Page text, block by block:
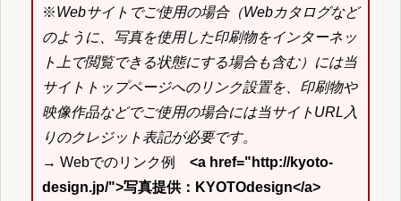
※Webサイトでご使用の場合（Webカタログなど
のように、写真を使用した印刷物をインターネッ
ト上で閲覧できる状態にする場合も含む）には当
サイトトップページへのリンク設置を、印刷物や
映像作品などでご使用の場合には当サイトURL入
りのクレジット表記が必要です。
→ Webでのリンク例 <a href="http://kyoto-
design.jp/">写真提供：KYOTOdesign</a>